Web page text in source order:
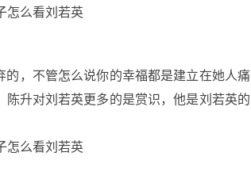
，不管怎么说你的幸福都是建立在她人痛
升对刘若英更多的是赏识，他是刘若英的